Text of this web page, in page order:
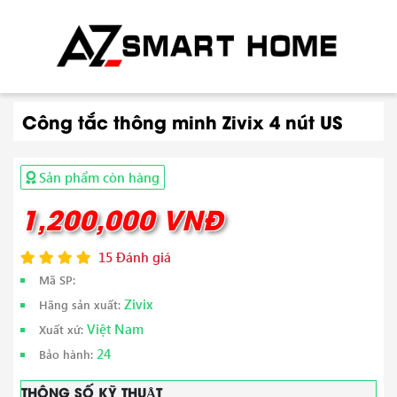
Công tắc thông minh Zivix 4 nút US
Sản phẩm còn hàng
1,200,000 VNĐ
15 Đánh giá
Mã SP:
Hãng sản xuất: Zivix
Xuất xứ: Việt Nam
Bảo hành: 24
THÔNG SỐ KỸ THUẬT